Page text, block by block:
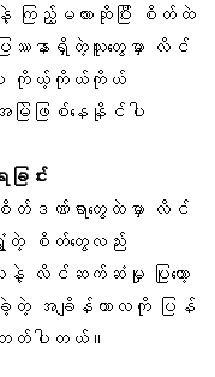
ကြည့်မလားဆိုပြီး စိတ်ထဲ
ြဿနာရှိတဲ့သူတွေမှာ လိင်
ါ ကိုယ့်ကိုယ်ကိုယ်
မြဲဖြစ်နေနိုင်ပါ
င်း
တ်ဒဏ်ရာတွေထဲမှာ လိင်
တဲ့ စိတ်တွေလည်း
လိင်ဆက်ဆံမှု ပြုတော့
တဲ့ အချိန်ကာလကို ပြန်
တတ်ပါတယ်။